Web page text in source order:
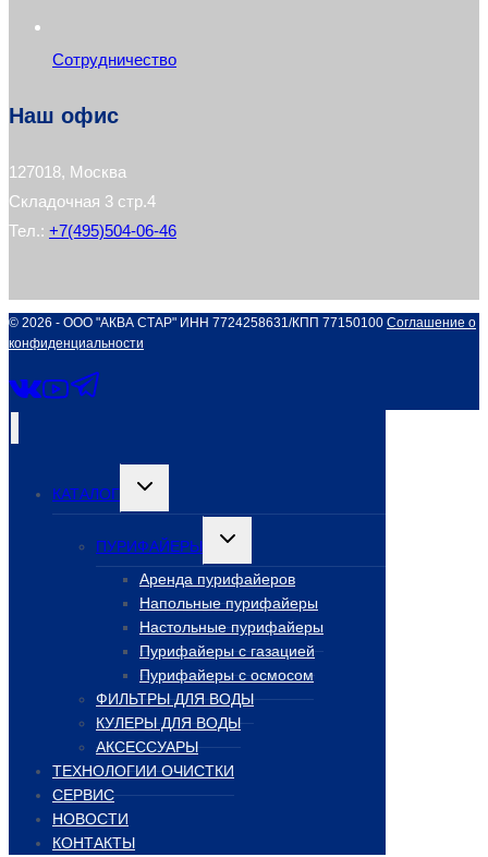
Сотрудничество
Наш офис
127018, Москва
Складочная 3 стр.4
Тел.: +7(495)504-06-46
© 2026 - ООО "АКВА СТАР" ИНН 7724258631/КПП 77150100 Соглашение о
конфиденциальности
КАТАЛОГ
Переключить
меню
ПУРИФАЙЕРЫ
Переключить
меню
Аренда пурифайеров
Напольные пурифайеры
Настольные пурифайеры
Пурифайеры с газацией
Пурифайеры с осмосом
ФИЛЬТРЫ ДЛЯ ВОДЫ
КУЛЕРЫ ДЛЯ ВОДЫ
АКСЕССУАРЫ
ТЕХНОЛОГИИ ОЧИСТКИ
СЕРВИС
НОВОСТИ
КОНТАКТЫ